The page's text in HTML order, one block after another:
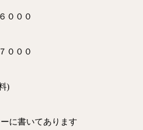
０００
０００
)
に書いてあります